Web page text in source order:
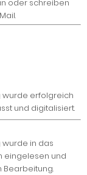
oder schreiben
wurde erfolgreich
und digitalisiert.
wurde in das
eingelesen und
Bearbeitung.